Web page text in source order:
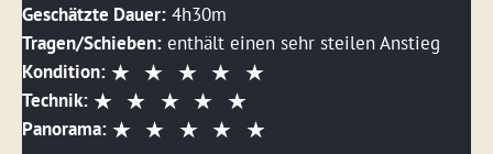
Geschätzte Dauer: 4h30m
Tragen/Schieben: enthält einen sehr steilen Anstieg
Kondition:
Technik:
Panorama: